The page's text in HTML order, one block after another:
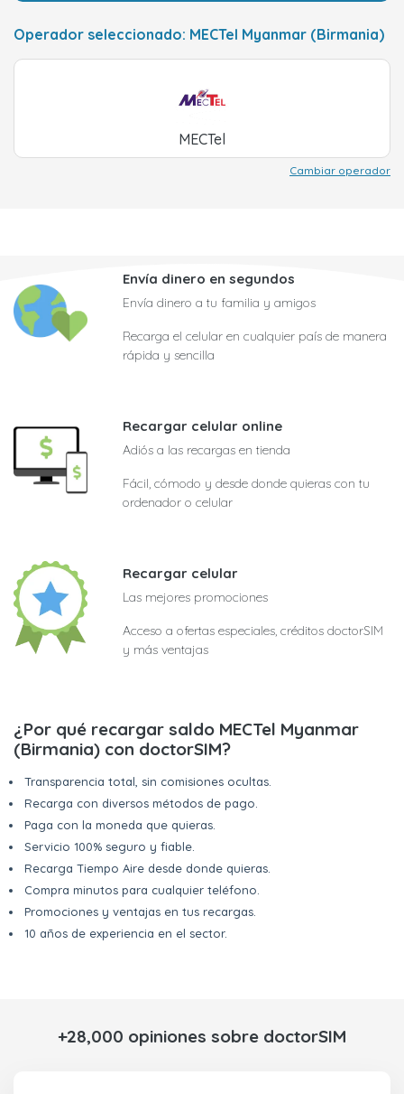
Operador seleccionado: MECTel Myanmar (Birmania)
MECTel
Cambiar operador
Envía dinero en segundos
Envía dinero a tu familia y amigos
Recarga el celular en cualquier país de manera
rápida y sencilla
Recargar celular online
Adiós a las recargas en tienda
Fácil, cómodo y desde donde quieras con tu
ordenador o celular
Recargar celular
Las mejores promociones
Acceso a ofertas especiales, créditos doctorSIM
y más ventajas
¿Por qué recargar saldo MECTel Myanmar
(Birmania) con doctorSIM?
Transparencia total, sin comisiones ocultas.
Recarga con diversos métodos de pago.
Paga con la moneda que quieras.
Servicio 100% seguro y fiable.
Recarga Tiempo Aire desde donde quieras.
Compra minutos para cualquier teléfono.
Promociones y ventajas en tus recargas.
10 años de experiencia en el sector.
+28,000 opiniones sobre doctorSIM